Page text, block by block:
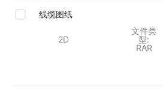
线缆图纸
2D
文件类
型:
RAR